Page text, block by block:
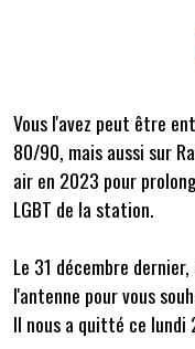
Vous l'avez peut être
80/90, mais aussi sur
air en 2023 pour
LGBT de la station.
Le 31 décembre
l'antenne pour vous
Il nous a quitté ce